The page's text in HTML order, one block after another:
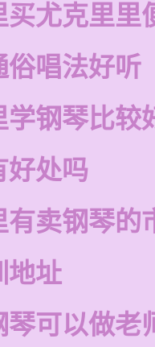
买尤克里里
俗唱法好听
学钢琴比较
好处吗
有卖钢琴的
地址
琴可以做老